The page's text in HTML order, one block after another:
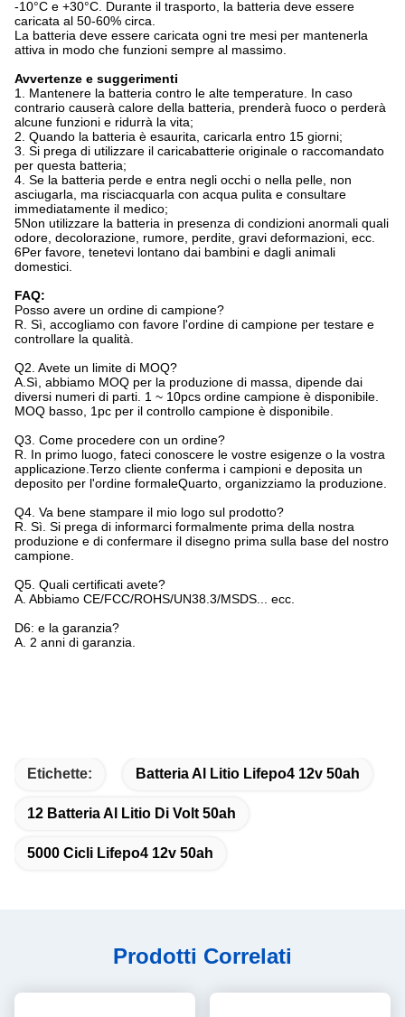
-10°C e +30°C. Durante il trasporto, la batteria deve essere
caricata al 50-60% circa.
La batteria deve essere caricata ogni tre mesi per mantenerla
attiva in modo che funzioni sempre al massimo.
Avvertenze e suggerimenti
1. Mantenere la batteria contro le alte temperature. In caso
contrario causerà calore della batteria, prenderà fuoco o perderà
alcune funzioni e ridurrà la vita;
2. Quando la batteria è esaurita, caricarla entro 15 giorni;
3. Si prega di utilizzare il caricabatterie originale o raccomandato
per questa batteria;
4. Se la batteria perde e entra negli occhi o nella pelle, non
asciugarla, ma risciacquarla con acqua pulita e consultare
immediatamente il medico;
5Non utilizzare la batteria in presenza di condizioni anormali quali
odore, decolorazione, rumore, perdite, gravi deformazioni, ecc.
6Per favore, tenetevi lontano dai bambini e dagli animali
domestici.
FAQ:
Posso avere un ordine di campione?
R. Sì, accogliamo con favore l'ordine di campione per testare e
controllare la qualità.
Q2. Avete un limite di MOQ?
A.Sì, abbiamo MOQ per la produzione di massa, dipende dai
diversi numeri di parti. 1 ~ 10pcs ordine campione è disponibile.
MOQ basso, 1pc per il controllo campione è disponibile.
Q3. Come procedere con un ordine?
R. In primo luogo, fateci conoscere le vostre esigenze o la vostra
applicazione.Terzo cliente conferma i campioni e deposita un
deposito per l'ordine formaleQuarto, organizziamo la produzione.
Q4. Va bene stampare il mio logo sul prodotto?
R. Sì. Si prega di informarci formalmente prima della nostra
produzione e di confermare il disegno prima sulla base del nostro
campione.
Q5. Quali certificati avete?
A. Abbiamo CE/FCC/ROHS/UN38.3/MSDS... ecc.
D6: e la garanzia?
A. 2 anni di garanzia.
Etichette: Batteria Al Litio Lifepo4 12v 50ah
12 Batteria Al Litio Di Volt 50ah
5000 Cicli Lifepo4 12v 50ah
Prodotti Correlati